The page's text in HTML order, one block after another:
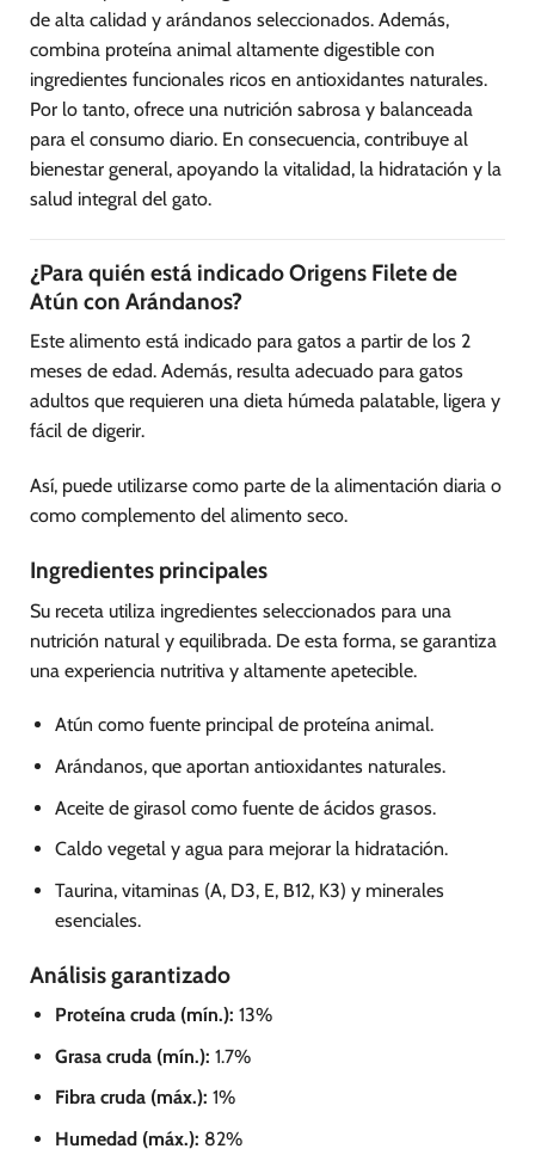
de alta calidad y arándanos seleccionados. Además,
combina proteína animal altamente digestible con
ingredientes funcionales ricos en antioxidantes naturales.
Por lo tanto, ofrece una nutrición sabrosa y balanceada
para el consumo diario. En consecuencia, contribuye al
bienestar general, apoyando la vitalidad, la hidratación y la
salud integral del gato.
¿Para quién está indicado Origens Filete de
Atún con Arándanos?
Este alimento está indicado para gatos a partir de los 2
meses de edad. Además, resulta adecuado para gatos
adultos que requieren una dieta húmeda palatable, ligera y
fácil de digerir.
Así, puede utilizarse como parte de la alimentación diaria o
como complemento del alimento seco.
Ingredientes principales
Su receta utiliza ingredientes seleccionados para una
nutrición natural y equilibrada. De esta forma, se garantiza
una experiencia nutritiva y altamente apetecible.
Atún como fuente principal de proteína animal.
Arándanos, que aportan antioxidantes naturales.
Aceite de girasol como fuente de ácidos grasos.
Caldo vegetal y agua para mejorar la hidratación.
Taurina, vitaminas (A, D3, E, B12, K3) y minerales
esenciales.
Análisis garantizado
Proteína cruda (mín.): 13%
Grasa cruda (mín.): 1.7%
Fibra cruda (máx.): 1%
Humedad (máx.): 82%